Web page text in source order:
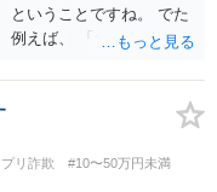
ということですね。 でた
例えば、 「サービスを購
ても、見る人に受け入れ
うでなければ、逆に、あ
があります。 重々ご注意
リ詐欺
#10〜50万円未満